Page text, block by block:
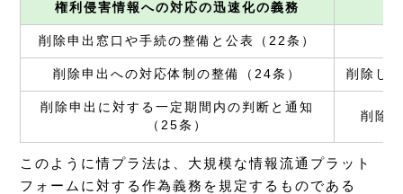
権利侵害情報への対応の迅速化の義務
削除申出窓口や手続の整備と公表（22条）
削除申出への対応体制の整備（24条） 削除し
削除申出に対する一定期間内の判断と通知
（25条）
削除
このように情プラ法は、大規模な情報流通プラット
フォームに対する作為義務を規定するものである